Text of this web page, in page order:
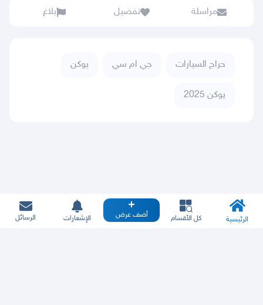
مراسلة تفضيل بلاغ
حراج السيارات جي ام سي يوكن
يوكن 2025
الرئيسية كل الأقسام أضف عرض الإشعارات الرسائل